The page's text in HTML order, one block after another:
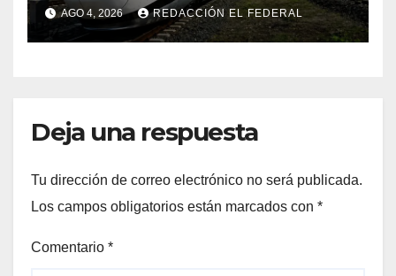
Mendoza
AGO 4, 2026 REDACCIÓN EL FEDERAL
Deja una respuesta
Tu dirección de correo electrónico no será publicada.
Los campos obligatorios están marcados con *
Comentario *